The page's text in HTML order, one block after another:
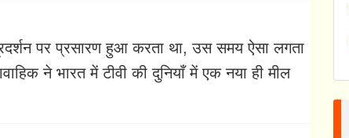
दूरदर्शन पर प्रसारण हुआ करता था, उस समय ऐसा लगता
ने भारत में टीवी की दुनियाँ में एक नया ही मील